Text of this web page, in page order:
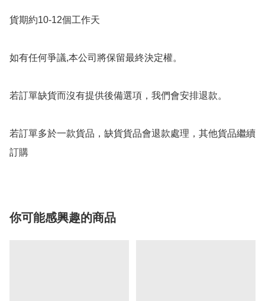
貨期約10-12個工作天
如有任何爭議,本公司將保留最終決定權。
若訂單缺貨而沒有提供後備選項，我們會安排退款。
若訂單多於一款貨品，缺貨貨品會退款處理，其他貨品繼續
你可能感興趣的商品